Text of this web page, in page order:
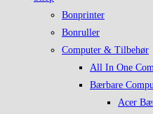
Bonprinter
Bonruller
Computer & Tilbehør
All In One
Bærbare
Acer